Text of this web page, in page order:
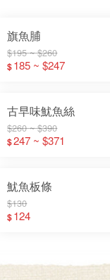
旗魚脯
$195 ~ $260
$185 ~ $247
古早味魷魚絲
$260 ~ $390
$247 ~ $371
魷魚板條
$130
$124